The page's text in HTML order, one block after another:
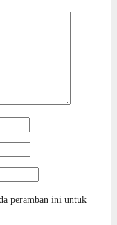
peramban ini untuk